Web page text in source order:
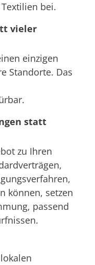
bei.
vieler
einzigen
Standorte. Das
statt
zu Ihren
können, setzen
passend